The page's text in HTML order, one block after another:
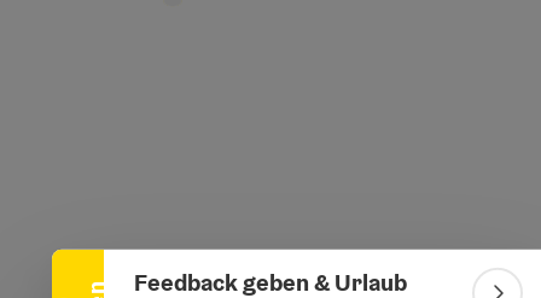
Banner einklappen
Feedback geben & Urlaub